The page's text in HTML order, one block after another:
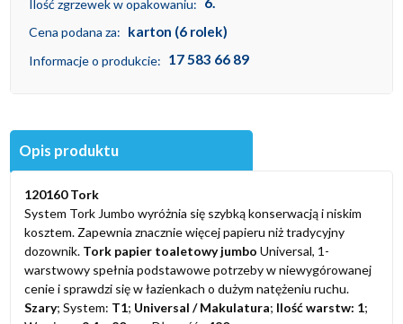
Ilość zgrzewek w opakowaniu:
Cena podana za: karton (6 rolek)
Informacje o produkcie: 17 583 66 89
Opis produktu
120160 Tork
System Tork Jumbo wyróżnia się szybką konserwacją i niskim
kosztem. Zapewnia znacznie więcej papieru niż tradycyjny
dozownik. Tork papier toaletowy jumbo Universal, 1-
warstwowy spełnia podstawowe potrzeby w niewygórowanej
cenie i sprawdzi się w łazienkach o dużym natężeniu ruchu.
Szary; System: T1; Universal / Makulatura; Ilość warstw: 1;